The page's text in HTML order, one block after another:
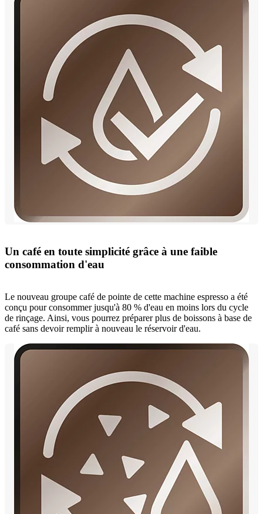
Un café en toute simplicité grâce à une faible
consommation d'eau
Le nouveau groupe café de pointe de cette machine espresso a été
conçu pour consommer jusqu'à 80 % d'eau en moins lors du cycle
de rinçage. Ainsi, vous pourrez préparer plus de boissons à base de
café sans devoir remplir à nouveau le réservoir d'eau.